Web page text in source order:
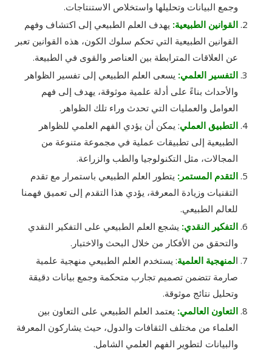
وجمع البيانات وتحليلها واستخلاص الاستنتاجات.
القوانين الطبيعية: يهدف العلم الطبيعي إلى اكتشاف وفهم
القوانين الطبيعية التي تحكم سلوك الكون، هذه القوانين تعبر
عن العلاقات المترابطة بين العناصر والقوى في الطبيعة.
التفسير العلمي: يسعى العلم الطبيعي إلى تفسير الظواهر
والأحداث بناءً على أدلة علمية موثوقة، يهدف إلى فهم
العوامل والعمليات التي تحدث وراء تلك الظواهر.
التطبيق العملي: يمكن أن يؤدي الفهم العلمي للظواهر
الطبيعية إلى تطبيقات عملية في مجموعة متنوعة من
المجالات، مثل التكنولوجيا والطب والزراعة.
التقدم المستمر: يتطور العلم الطبيعي باستمرار مع تقدم
التقنيات وزيادة المعرفة، يؤدي هذا التقدم إلى تعميق فهمنا
للعالم الطبيعي.
التفكير النقدي: يشجع العلم الطبيعي على التفكير النقدي
والتحقق من الأفكار من خلال البحث والاختبار.
المنهجية العلمية: يستخدم العلم الطبيعي منهجية علمية
صارمة تتضمن تصميم تجارب متحكمة وجمع بيانات دقيقة
وتحليل نتائج موثوقة.
التعاون العالمي: يعتمد العلم الطبيعي على التعاون بين
العلماء من مختلف الثقافات والدول، حيث يشاركون المعرفة
والبيانات لتطوير الفهم العلمي الشامل.